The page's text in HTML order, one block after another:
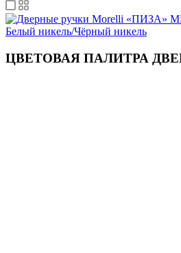
ЦВЕТОВАЯ ПАЛИТРА